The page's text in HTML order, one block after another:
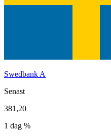
Swedbank A
Senast
381,20
1 dag %